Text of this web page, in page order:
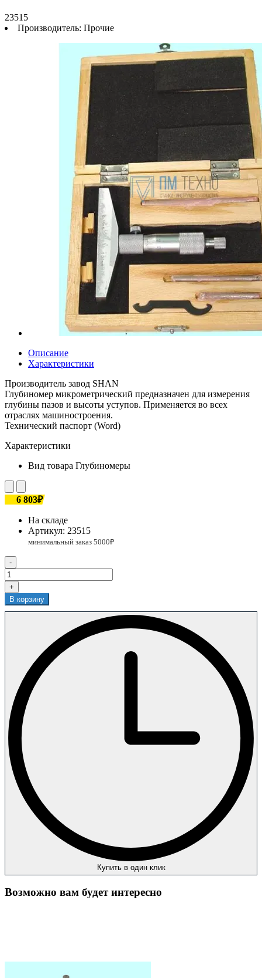
23515
Производитель: Прочие
Описание
Характеристики
Производитель завод SHAN
Глубиномер микрометрический предназначен для измерения
глубины пазов и высоты уступов. Применяется во всех
отраслях машиностроения.
Технический паспорт (Word)
Характеристики
Вид товара Глубиномеры
6 803₽
На складе
Артикул: 23515
-
+
В корзину
Купить в один клик
Возможно вам будет интересно